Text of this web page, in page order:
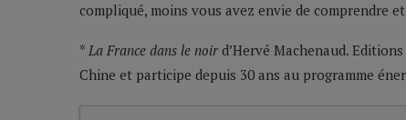
compliqué, moins vous avez envie de comprendre
* La France dans le noir d’Hervé Machenaud.
Chine et participe depuis 30 ans au programme